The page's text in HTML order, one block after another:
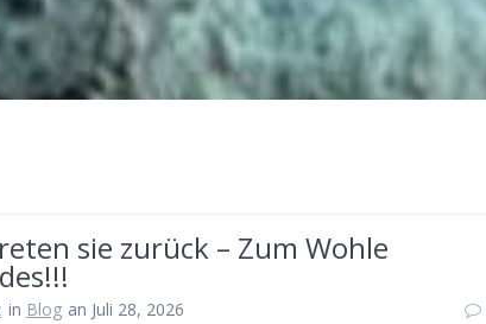
sie zurück – Zum Wohle
in Blog an Juli 28, 2026